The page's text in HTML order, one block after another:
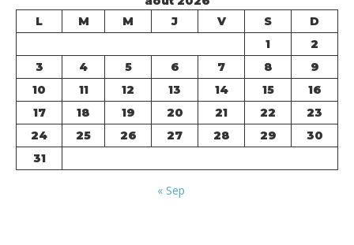
L
M M J V S
D
1
2
3
4 5 6 7 8
9
10
11 12 13 14 15
16
17
18 19 20 21 22
23
24
25 26 27 28 29
30
31
« Sep